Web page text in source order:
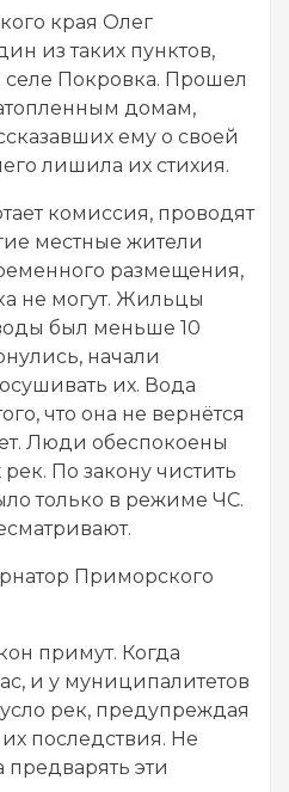
края Олег
из таких пунктов,
селе Покровка. Прошел
домам,
ему о своей
лишила их стихия.
комиссия, проводят
местные жители
размещения,
не могут. Жильцы
был меньше 10
начали
их. Вода
что она не вернётся
Люди обеспокоены
По закону чистить
только в режиме ЧС.
Приморского
примут. Когда
и у муниципалитетов
рек, предупреждая
последствия. Не
предварять эти